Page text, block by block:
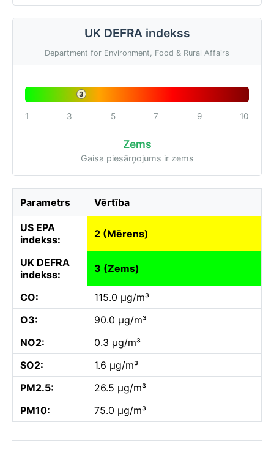
UK DEFRA indekss
Department for Environment, Food & Rural Affairs
3
1 3 5 7 9 10
Zems
Gaisa piesārņojums ir zems
Parametrs Vērtība
US EPA
indekss:
2 (Mērens)
UK DEFRA
indekss:
3 (Zems)
CO:
115.0 µg/m³
O3:
90.0 µg/m³
NO2:
0.3 µg/m³
SO2:
1.6 µg/m³
PM2.5:
26.5 µg/m³
PM10:
75.0 µg/m³